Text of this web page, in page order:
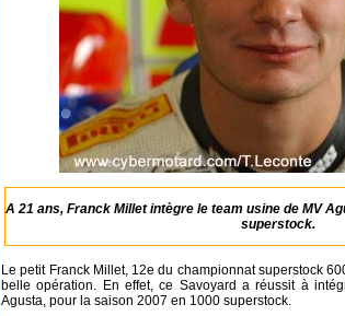
A 21 ans, Franck Millet intègre le team usine de MV
superstock.
Le petit Franck Millet, 12e du championnat superstock
belle opération. En effet, ce Savoyard a réussit à
Agusta, pour la saison 2007 en 1000 superstock.